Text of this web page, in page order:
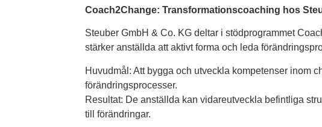
Coach2Change: Transformationscoaching hos
Steuber GmbH & Co. KG deltar i stödprogrammet
stärker anställda att aktivt forma och leda
Huvudmål: Att bygga och utveckla kompetenser inom
förändringsprocesser.
Resultat: De anställda kan vidareutveckla befintliga
till förändringar.